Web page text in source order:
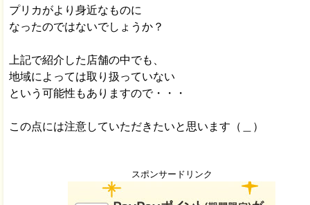
プリカがより身近なものに
なったのではないでしょうか？
上記で紹介した店舗の中でも、
地域によっては取り扱っていない
という可能性もありますので・・・
この点には注意していただきたいと思います（＿）
スポンサードリンク